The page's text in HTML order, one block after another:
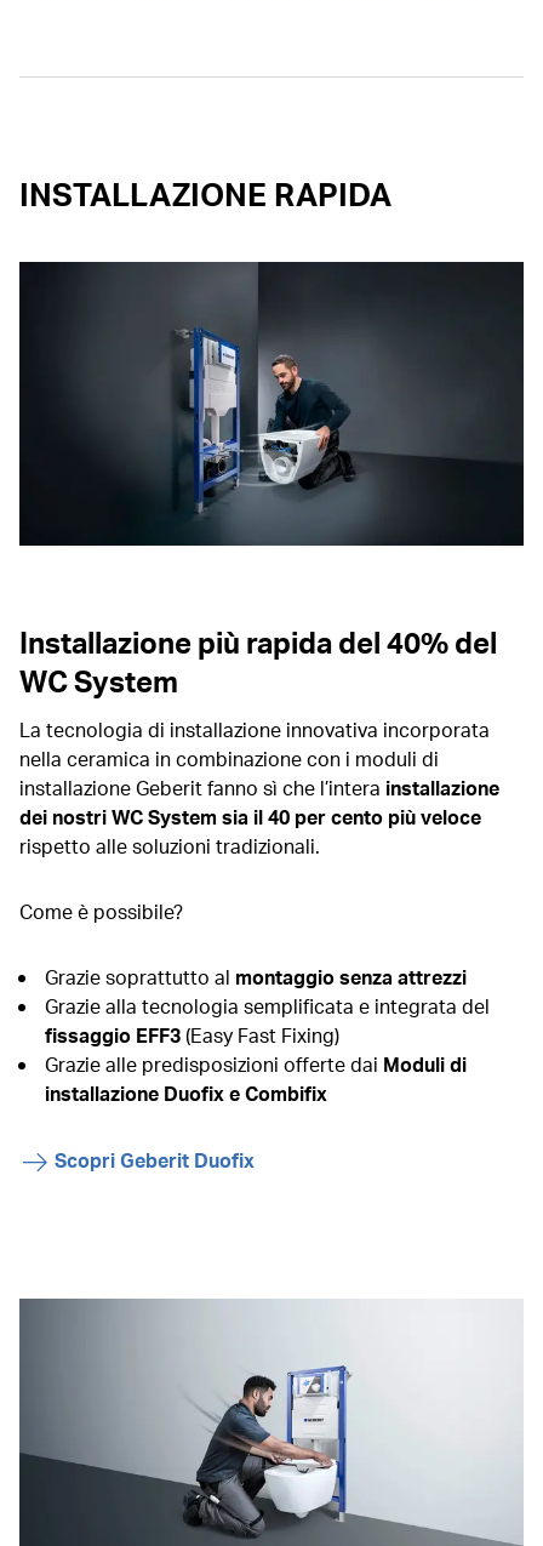
INSTALLAZIONE RAPIDA
Installazione più rapida del 40% del
WC System
La tecnologia di installazione innovativa incorporata
nella ceramica in combinazione con i moduli di
installazione Geberit fanno sì che l’intera installazione
dei nostri WC System sia il 40 per cento più veloce
rispetto alle soluzioni tradizionali.
Come è possibile?
Grazie soprattutto al montaggio senza attrezzi
Grazie alla tecnologia semplificata e integrata del
fissaggio EFF3(Easy Fast Fixing)
Grazie alle predisposizioni offerte dai Moduli di
installazione Duofix e Combifix
Scopri Geberit Duofix